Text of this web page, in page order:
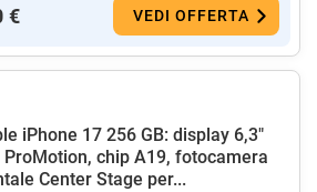
€ VEDI OFFERTA
iPhone 17 256 GB: display 6,3"
ProMotion, chip A19, fotocamera
Center Stage per...